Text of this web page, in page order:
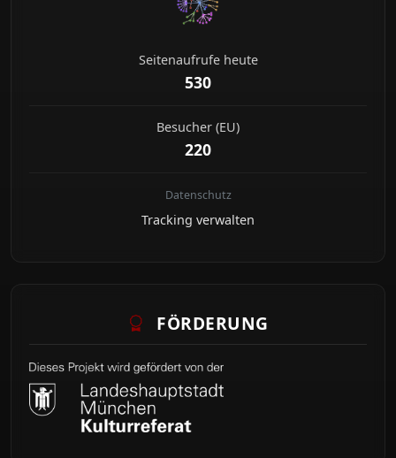
Seitenaufrufe heute
530
Besucher (EU)
220
Datenschutz
Tracking verwalten
FÖRDERUNG